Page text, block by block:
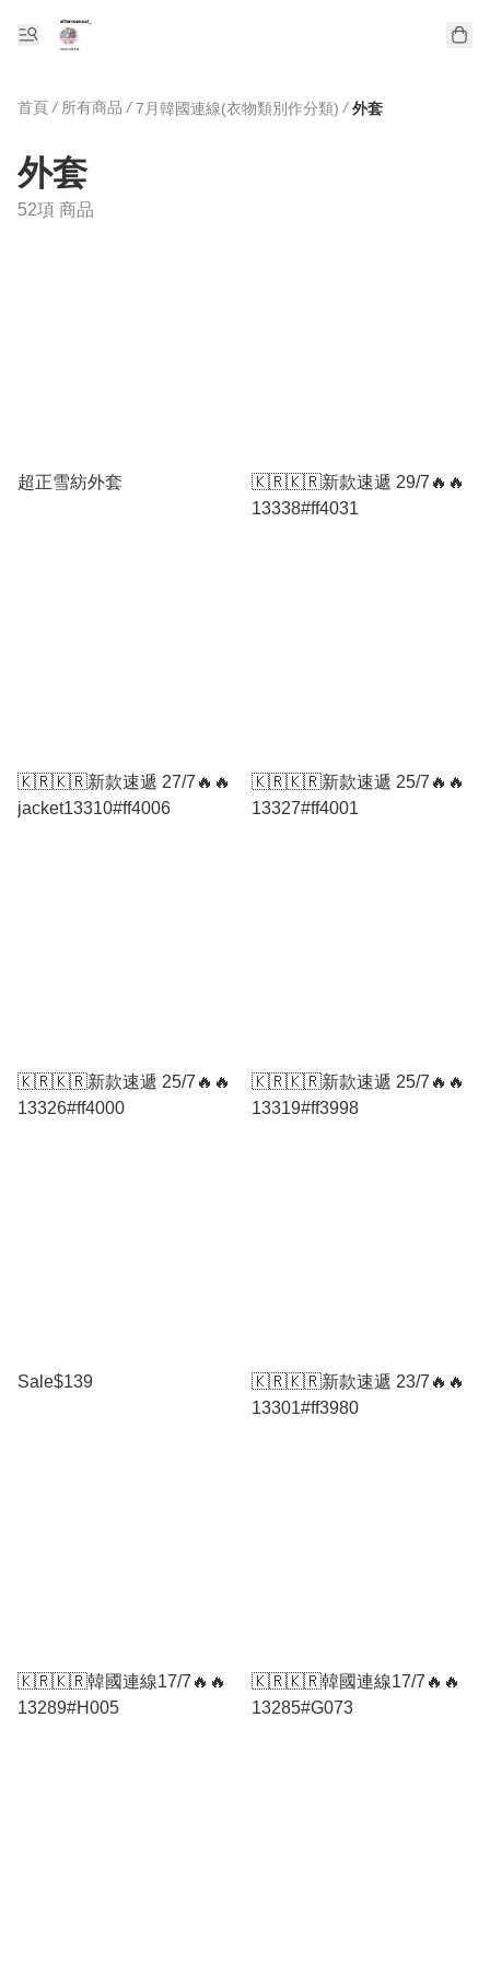
首頁 / 所有商品 / 7月韓國連線(衣物類別作分類) / 外套
外套
52項 商品
超正雪紡外套
🇰🇷🇰🇷新款速遞 29/7🔥🔥
13338#ff4031
🇰🇷🇰🇷新款速遞 27/7🔥🔥
jacket13310#ff4006
🇰🇷🇰🇷新款速遞 25/7🔥🔥
13327#ff4001
🇰🇷🇰🇷新款速遞 25/7🔥🔥
13326#ff4000
🇰🇷🇰🇷新款速遞 25/7🔥🔥
13319#ff3998
Sale$139
🇰🇷🇰🇷新款速遞 23/7🔥🔥
13301#ff3980
🇰🇷🇰🇷韓國連線17/7🔥🔥
13289#H005
🇰🇷🇰🇷韓國連線17/7🔥🔥
13285#G073